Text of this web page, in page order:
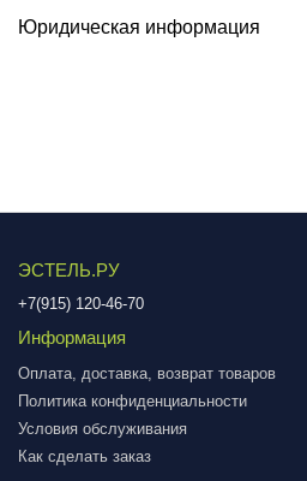
Юридическая информация
ЭСТЕЛЬ.РУ
+7(915) 120-46-70
Информация
Оплата, доставка, возврат товаров
Политика конфиденциальности
Условия обслуживания
Как сделать заказ